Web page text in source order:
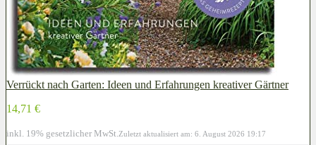
Verrückt nach Garten: Ideen und Erfahrungen kreativer Gärtner
14,71 €
inkl. 19% gesetzlicher MwSt. Zuletzt aktualisiert am: 6. August 2026 19:17